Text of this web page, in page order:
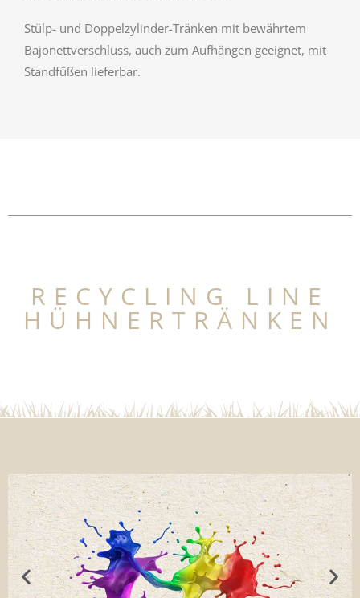
Stülp- und Doppelzylinder-Tränken mit bewährtem
Bajonettverschluss, auch zum Aufhängen geeignet, mit
Standfüßen lieferbar.
RECYCLING LINE
HÜHNERTRÄNKEN